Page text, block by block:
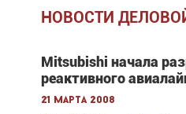
НОВОСТИ
Mitsubishi начала
реактивного
21 марта 2008